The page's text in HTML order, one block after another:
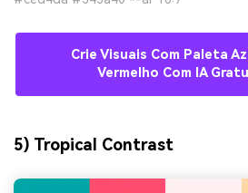
Crie Visuais Com Paleta
Vermelho Com IA
5) Tropical Contrast